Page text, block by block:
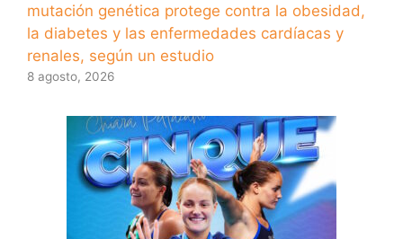
mutación genética protege contra la obesidad,
la diabetes y las enfermedades cardíacas y
renales, según un estudio
8 agosto, 2026